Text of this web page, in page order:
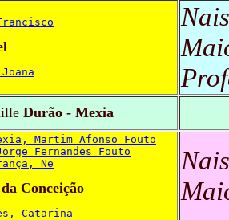
Durão - Mexia
Martim Afonso Fouto
Fernandes Fouto
Ne
Conceição
Catarina